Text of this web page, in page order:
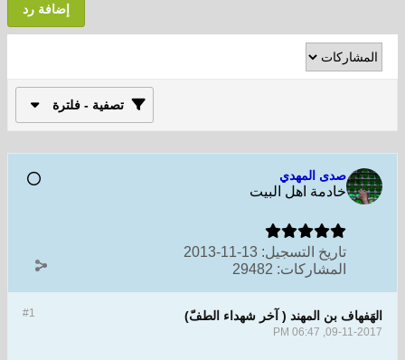
إضافة رد
تصفية - فلترة
صدى المهدي
خادمة اهل البيت
تاريخ التسجيل: 13-11-2013
المشاركات: 29482
#1 الهَفهاف بن المهند ( آخر شهداء الطفّ)
09-11-2017, 06:47 PM